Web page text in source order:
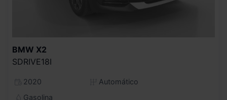
BMW X2
SDRIVE18I
2020
Automático
Gasolina